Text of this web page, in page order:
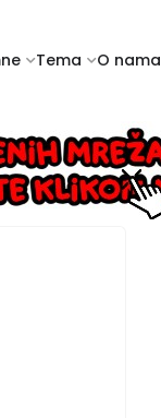
Tema O nama